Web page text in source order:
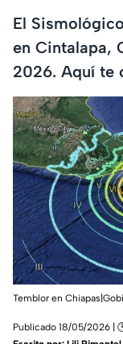
El
en Cintalapa,
2026. Aquí te
Temblor en
Publicado 18/05/2026 |